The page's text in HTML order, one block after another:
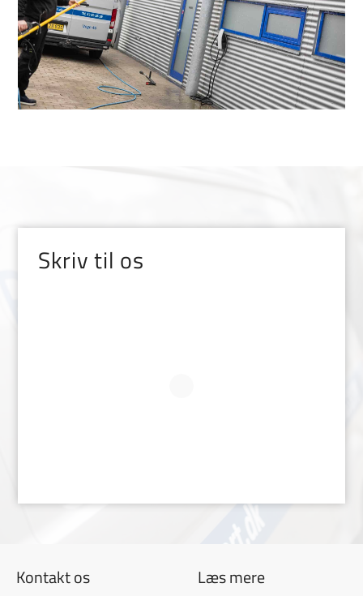
Skriv til os
Kontakt os Læs mere